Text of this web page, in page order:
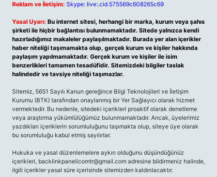
Reklam ve İletişim: Skype: live:.cid.575569c608265c69
Yasal Uyarı: Bu internet sitesi, herhangi bir marka, kurum veya şahıs
şirketi ile hiçbir bağlantısı bulunmamaktadır. Sitede yalnızca kendi
hazırladığımız makaleler paylaşılmaktadır. Burada yer alan içerikler
haber niteliği taşımamakta olup, gerçek kurum ve kişiler hakkında
paylaşım yapılmamaktadır. Gerçek kurum ve kişiler ile isim
benzerlikleri tamamen tesadüfidir. Sitemizdeki bilgiler taslak
halindedir ve tavsiye niteliği taşımazlar.
Sitemiz, 5651 Sayılı Kanun gereğince Bilgi Teknolojileri ve İletişim
Kurumu (BTK) tarafından onaylanmış bir Yer Sağlayıcı olarak hizmet
vermektedir. Bu nedenle, sitedeki içerikleri proaktif olarak denetleme
veya araştırma yükümlülüğümüz bulunmamaktadır. Ancak, üyelerimiz
yazdıkları içeriklerin sorumluluğunu taşımakta olup, siteye üye olarak
bu sorumluluğu kabul etmiş sayılırlar.
Hukuka ve yasal düzenlemelere aykırı olduğunu düşündüğünüz
içerikleri, backlinkpanelicomtr@gmail.com adresine bildirmeniz halinde,
ilgili içerikler yasal süre içerisinde sitemizden kaldırılacaktır.